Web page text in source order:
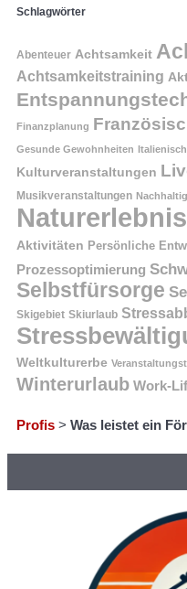
Schlagwörter
Abenteuer Achtsamkeit
Achtsamkeitstraining
Finanzplanung
Gesunde Gewohnheiten
Kulturveranstaltungen
Musikveranstaltungen
Naturerlebnis
Aktivitäten Persönliche
Prozessoptimierung
Selbstfürsorge
Skigebiet Skiurlaub
Weltkulturerbe
Winterurlaub Work-
Profis > Was leistet ein